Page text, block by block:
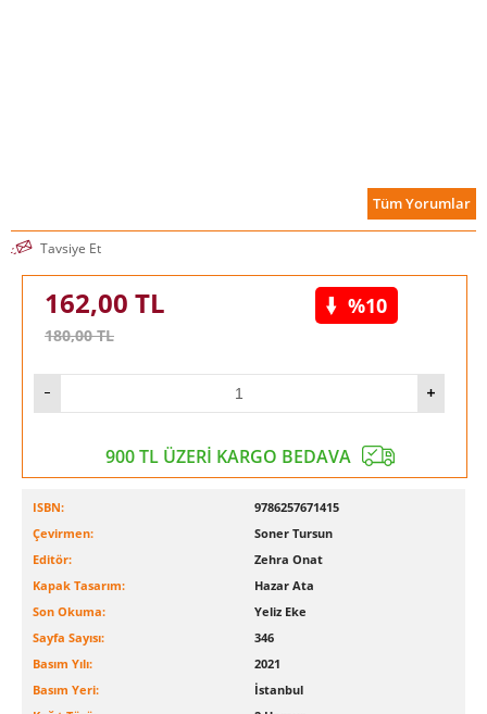
Tüm Yorumlar
Tavsiye Et
162,00 TL
180,00TL
%10
900 TL ÜZERİ KARGO BEDAVA
ISBN:
9786257671415
Çevirmen:
Soner Tursun
Editör:
Zehra Onat
Kapak Tasarım:
Hazar Ata
Son Okuma:
Yeliz Eke
Sayfa Sayısı:
346
Basım Yılı:
2021
Basım Yeri:
İstanbul